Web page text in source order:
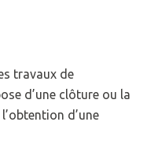
travaux de
d’une clôture ou la
d’une